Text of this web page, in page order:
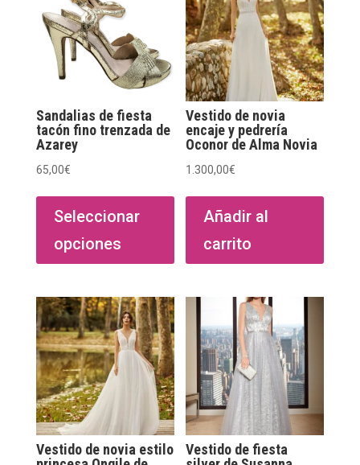
Sandalias de fiesta
tacón fino trenzada de
Azarey
65,00€
Seleccionar
opciones
producto
múltiples
Las
opciones
se
pueden
elegir
en
la
página
de
Vestido de novia
encaje y pedrería
Oconor de Alma Novia
1.300,00€
Añadir al
carrito
Vestido de novia estilo
Vestido de fiesta